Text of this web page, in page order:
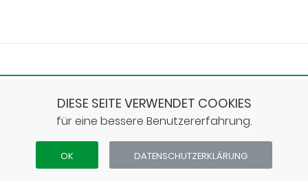
Steinwaldschule Neukirchen • Reißmannweg 7 • 34626
DIESE SEITE VERWENDET COOKIES
für eine bessere Benutzererfahrung.
OK DATEN­SCHUTZ­ERKLÄRUNG